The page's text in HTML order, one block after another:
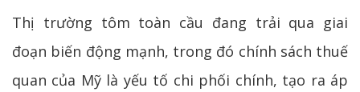
Thị trường tôm toàn cầu đang trải qua giai
đoạn biến động mạnh, trong đó chính sách thuế
quan của Mỹ là yếu tố chi phối chính, tạo ra áp